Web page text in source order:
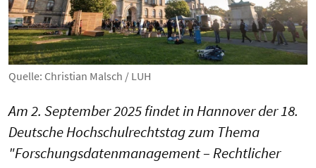
Quelle: Christian Malsch / LUH
Am 2. September 2025 findet in Hannover der 18.
Deutsche Hochschulrechtstag zum Thema
"Forschungsdatenmanagement – Rechtlicher